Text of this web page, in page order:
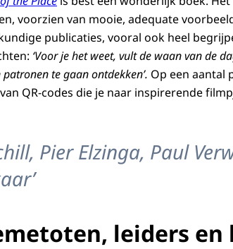
voorzien van mooie, adequate
publicaties, vooral ook heel
‘Voor je het weet, vult de waan van de
te gaan ontdekken’. Op een aantal
QR-codes die je naar inspirerende
Pier Elzinga, Paul
leiders en